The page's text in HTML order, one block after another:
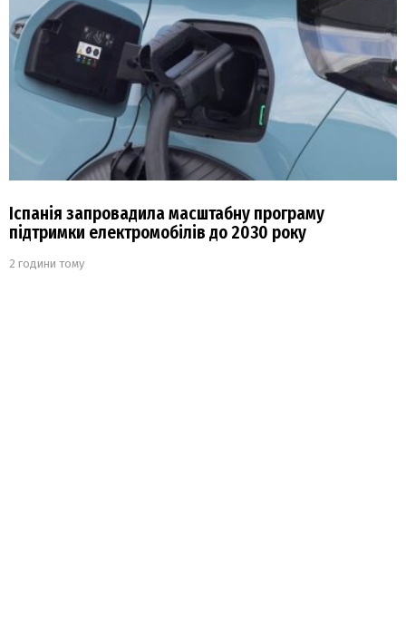
Іспанія запровадила масштабну програму
підтримки електромобілів до 2030 року
2 години тому